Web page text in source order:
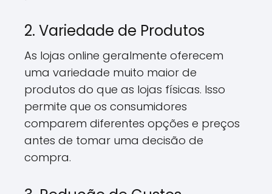
2. Variedade de Produtos
As lojas online geralmente oferecem
uma variedade muito maior de
produtos do que as lojas físicas. Isso
permite que os consumidores
comparem diferentes opções e preços
antes de tomar uma decisão de
compra.